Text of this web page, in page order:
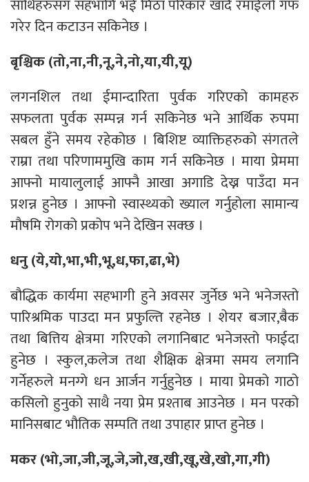
साथिहरुसँग सहभागि भई मिठा परिकार खादै रमाईलो गफ
गरेर दिन कटाउन सकिनेछ ।
बृश्चिक (तो,ना,नी,नू,ने,नो,या,यी,यू)
लगनशिल तथा ईमान्दारिता पुर्वक गरिएको कामहरु
सफलता पुर्वक सम्पन्न गर्न सकिनेछ भने आर्थिक रुपमा
सबल हुँने समय रहेकोछ । बिशिष्ट व्याक्तिहरुको संगतले
राम्रा तथा परिणाममुखि काम गर्न सकिनेछ । माया प्रेममा
आफ्नो मायालुलाई आफ्नै आखा अगाडि देख्न पाउँदा मन
प्रशन्न हुनेछ । आफ्नो स्वास्थ्यको ख्याल गर्नुहोला सामान्य
मौषमि रोगको प्रकोप भने देखिन सक्छ ।
धनु (ये,यो,भा,भी,भू,ध,फा,ढा,भे)
बौद्धिक कार्यमा सहभागी हुने अवसर जुर्नेछ भने भनेजस्तो
पारिश्रमिक पाउदा मन प्रफुल्ति रहनेछ । शेयर बजार,बैक
तथा बित्तिय क्षेत्रमा गरिएको लगानिबाट भनेजस्तो फाईदा
हुनेछ । स्कुल,कलेज तथा शैक्षिक क्षेत्रमा समय लगानि
गर्नेहरुले मनग्गे धन आर्जन गर्नुहुनेछ । माया प्रेमको गाठो
कसिलो हुनुको साथै नया प्रेम प्रश्ताब आउनेछ । मन परको
मानिसबाट भौतिक सम्पति तथा उपाहार प्राप्त हुनेछ ।
मकर (भो,जा,जी,जू,जे,जो,ख,खी,खू,खे,खो,गा,गी)